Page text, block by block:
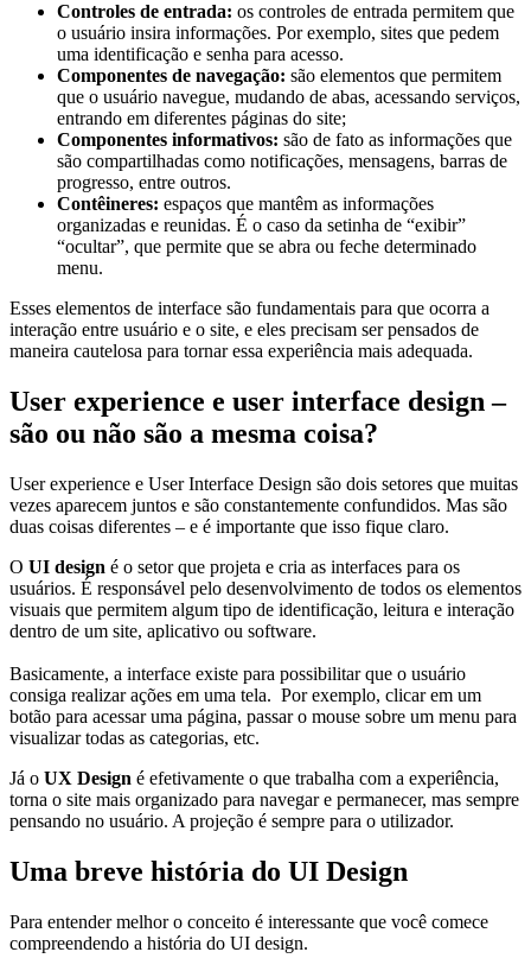
Controles de entrada: os controles de entrada permitem que
o usuário insira informações. Por exemplo, sites que pedem
uma identificação e senha para acesso.
Componentes de navegação: são elementos que permitem
que o usuário navegue, mudando de abas, acessando serviços,
entrando em diferentes páginas do site;
Componentes informativos: são de fato as informações que
são compartilhadas como notificações, mensagens, barras de
progresso, entre outros.
Contêineres: espaços que mantêm as informações
organizadas e reunidas. É o caso da setinha de “exibir”
“ocultar”, que permite que se abra ou feche determinado
menu.
Esses elementos de interface são fundamentais para que ocorra a
interação entre usuário e o site, e eles precisam ser pensados de
maneira cautelosa para tornar essa experiência mais adequada.
User experience e user interface design –
são ou não são a mesma coisa?
User experience e User Interface Design são dois setores que muitas
vezes aparecem juntos e são constantemente confundidos. Mas são
duas coisas diferentes – e é importante que isso fique claro.
O UI design é o setor que projeta e cria as interfaces para os
usuários. É responsável pelo desenvolvimento de todos os elementos
visuais que permitem algum tipo de identificação, leitura e interação
dentro de um site, aplicativo ou software.
Basicamente, a interface existe para possibilitar que o usuário
consiga realizar ações em uma tela. Por exemplo, clicar em um
botão para acessar uma página, passar o mouse sobre um menu para
visualizar todas as categorias, etc.
Já o UX Design é efetivamente o que trabalha com a experiência,
torna o site mais organizado para navegar e permanecer, mas sempre
pensando no usuário. A projeção é sempre para o utilizador.
Uma breve história do UI Design
Para entender melhor o conceito é interessante que você comece
compreendendo a história do UI design.